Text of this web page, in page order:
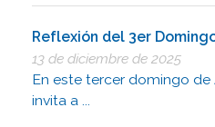
Reflexión del 3er
13 de diciembre de 2025
En este tercer domingo
invita a ...